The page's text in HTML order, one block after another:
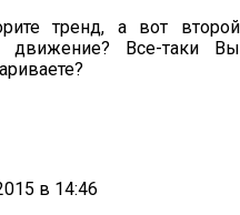
тренд, а вот второй
движение? Все-таки Вы
в 14:46